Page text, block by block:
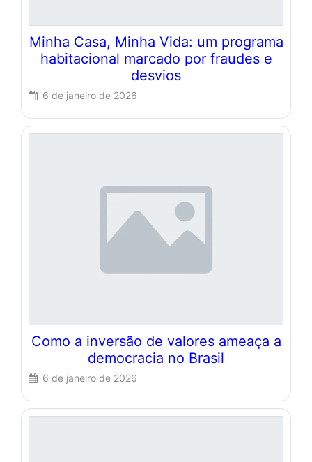
Minha Casa, Minha Vida: um programa
habitacional marcado por fraudes e
desvios
6 de janeiro de 2026
Como a inversão de valores ameaça a
democracia no Brasil
6 de janeiro de 2026